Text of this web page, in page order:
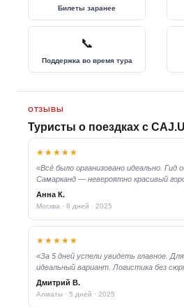
Билеты заранее
📞
Поддержка во время тура
ОТЗЫВЫ
Туристы о поездках с
★★★★★
«Всё было организовано идеально. Гид
Самарканд — невероятно красивый
Анна К.
Москва · 8 дней · 2025
★★★★★
«За 5 дней успели увидеть главное.
идеальный вариант. Логистика без
Дмитрий В.
Алматы · 5 дней · 2025